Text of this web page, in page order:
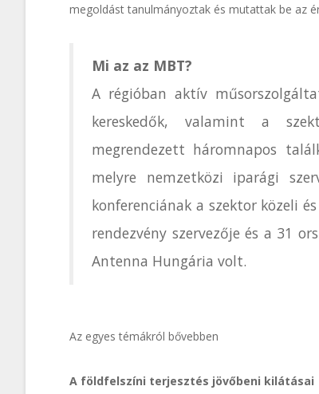
megoldást tanulmányoztak és mutattak be az
Mi az az MBT?
A régióban aktív
kereskedők, valamint a
megrendezett háromnapos
melyre nemzetközi iparági
konferenciának a szektor közeli
rendezvény szervezője és a 31
Antenna Hungária volt.
Az egyes témákról bővebben
A földfelszíni terjesztés jövőbeni kilátásai